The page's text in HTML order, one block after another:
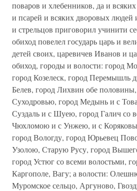
поваров и хлебенников, да и
и псарей и всяких дворовых людей
и стрельцов приговорил учинити
обиход повелел государь царь и
детей своих, царевичев Иванов и
обиход, городы и волости: город
город Козелеск, город Перемышль
Белев, город Лихвин обе
Суходровью, город Медынь и с
Суздаль и с Шуею, город Галич со
Чюхломою и с Унжею, и с
город Вологду, город Юрьевец
Узолою, Старую Русу, город
город Устюг со всеми волостьми,
Каргополе, Вагу; а волости:
Муромское сельцо, Аргуново,